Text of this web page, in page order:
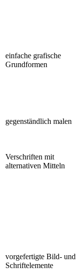
einfache grafische
Grundformen
gegenständlich malen
Verschriften mit
alternativen Mitteln
vorgefertigte Bild- und
Schriftelemente